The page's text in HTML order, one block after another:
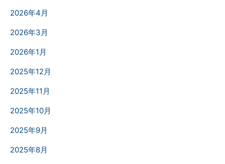
2026年4月
2026年3月
2026年1月
2025年12月
2025年11月
2025年10月
2025年9月
2025年8月